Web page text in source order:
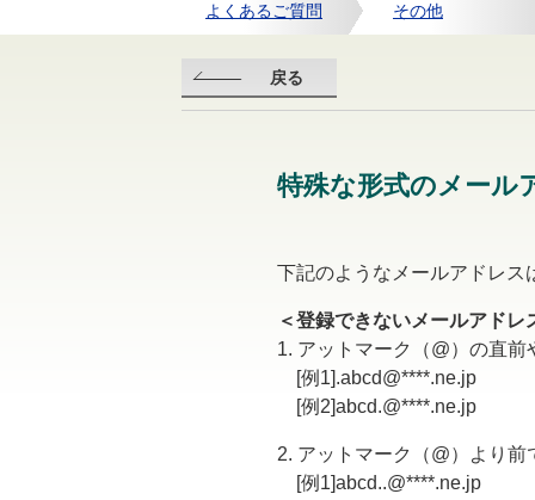
よくあるご質問 その他
戻る
特殊な形式のメール
下記のようなメールアドレス
＜登録できないメールアドレ
1. アットマーク（@）の直
[例1].abcd@****.ne.jp
[例2]abcd.@****.ne.jp
2. アットマーク（@）より
[例1]abcd..@****.ne.jp